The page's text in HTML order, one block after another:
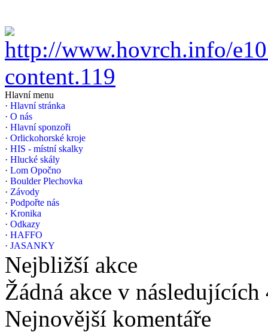
Hlavní menu
· Hlavní stránka
· O nás
· Hlavní sponzoři
· Orlickohorské kroje
· HIS - místní skalky
· Hlucké skály
· Lom Opočno
· Boulder Plechovka
· Závody
· Podpořte nás
· Kronika
· Odkazy
· HAFFO
· JASANKY
Nejbližší akce
Žádná akce v
Nejnovější komentáře